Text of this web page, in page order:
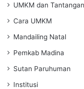
UMKM dan
Cara UMKM
Mandailing Natal
Pemkab Madina
Sutan Paruhuman
Institusi